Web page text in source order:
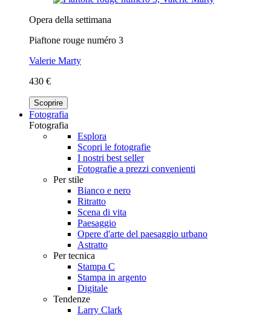
Opera della settimana
Piaftone rouge numéro 3
Valerie Marty
430 €
Scoprire
Fotografia
Fotografia
Esplora
Scopri le fotografie
I nostri best seller
Fotografie a prezzi convenienti
Per stile
Bianco e nero
Ritratto
Scena di vita
Paesaggio
Opere d'arte del paesaggio urbano
Astratto
Per tecnica
Stampa C
Stampa in argento
Digitale
Tendenze
Larry Clark